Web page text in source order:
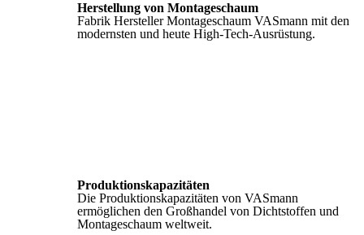
Herstellung von Montageschaum
Fabrik Hersteller Montageschaum VASmann mit den
modernsten und heute High-Tech-Ausrüstung.
Produktionskapazitäten
Die Produktionskapazitäten von VASmann
ermöglichen den Großhandel von Dichtstoffen und
Montageschaum weltweit.